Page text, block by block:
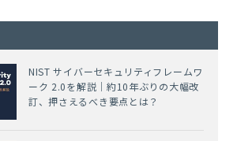
NIST サイバーセキュリティフレームワ
ーク 2.0を解説｜約10年ぶりの大幅改
訂、押さえるべき要点とは？